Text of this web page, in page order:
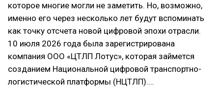
которое многие могли не заметить. Но, возможно,
именно его через несколько лет будут вспоминать
как точку отсчета новой цифровой эпохи отрасли.
10 июля 2026 года была зарегистрирована
компания ООО «ЦТЛП Лотус», которая займется
созданием Национальной цифровой транспортно-
логистической платформы (НЦТЛП).…